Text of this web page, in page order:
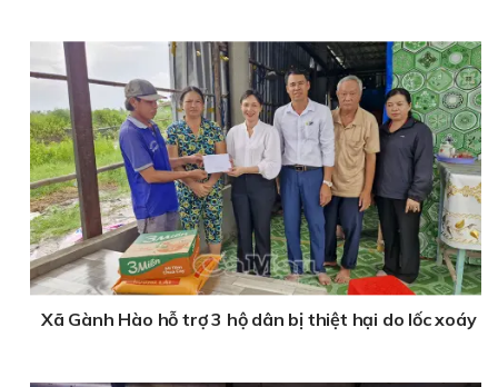
Xã Gành Hào hỗ trợ 3 hộ dân bị thiệt hại do lốc xoáy